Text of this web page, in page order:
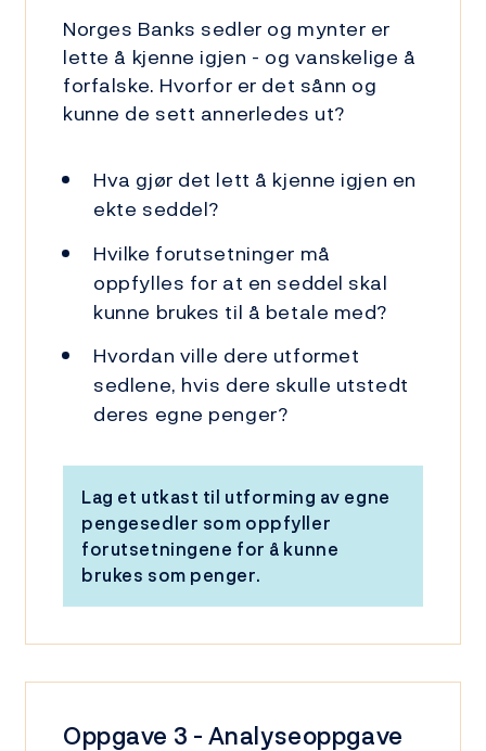
Norges Banks sedler og mynter er
lette å kjenne igjen - og vanskelige å
forfalske. Hvorfor er det sånn og
kunne de sett annerledes ut?
Hva gjør det lett å kjenne igjen en
ekte seddel?
Hvilke forutsetninger må
oppfylles for at en seddel skal
kunne brukes til å betale med?
Hvordan ville dere utformet
sedlene, hvis dere skulle utstedt
deres egne penger?
Lag et utkast til utforming av egne
pengesedler som oppfyller
forutsetningene for å kunne
brukes som penger.
Oppgave 3 - Analyseoppgave